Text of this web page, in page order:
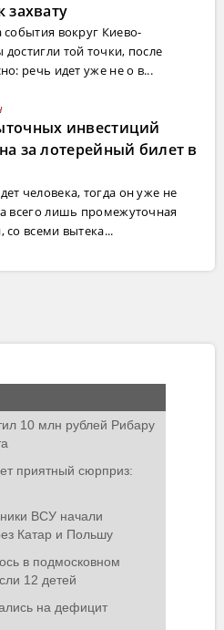
захвату
события вокруг Киево-
той точки, после
речь идет уже не о в...
инвестиций
за лотерейный билет в
человека, тогда он уже не
всего лишь промежуточная
со всеми вытека...